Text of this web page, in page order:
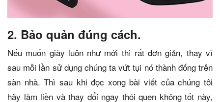
2. Bảo quản đúng cách.
Nếu muốn giày luôn như mới thì rất đơn giản, thay vì
sau mỗi lần sử dụng chúng ta vứt tụi nó thành đống trên
sàn nhà. Thì sau khi đọc xong bài viết của chúng tôi
hãy làm liền và thay đổi ngay thói quen không tốt này,